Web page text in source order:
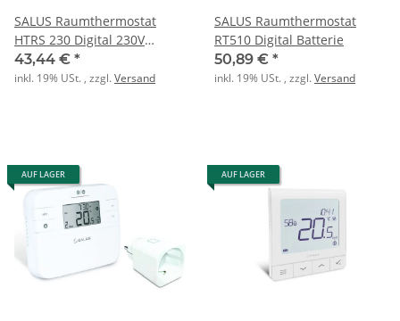
SALUS Raumthermostat
HTRS 230 Digital 230V
autom. Umsch.
43,44 € *
inkl. 19% USt. , zzgl.Versand
SALUS Raumthermostat
RT510 Digital Batterie
50,89 € *
inkl. 19% USt. , zzgl.Versand
AUF LAGER AUF LAGER